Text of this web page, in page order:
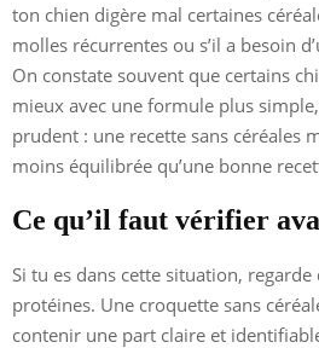
ton chien digère mal certaines
molles récurrentes ou s’il a besoin
On constate souvent que certains
mieux avec une formule plus
prudent : une recette sans céréales
moins équilibrée qu’une bonne
Ce qu’il faut vérifier
Si tu es dans cette situation, regarde
protéines. Une croquette sans
contenir une part claire et